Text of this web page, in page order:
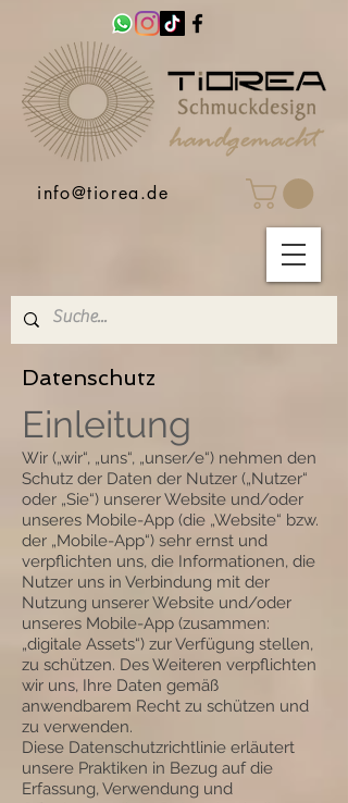
info@tiorea.de
Datenschutz
Einleitung
Wir („wir“, „uns“, „unser/e“) nehmen den
Schutz der Daten der Nutzer („Nutzer“
oder „Sie“) unserer Website und/oder
unseres Mobile-App (die „Website“ bzw.
der „Mobile-App“) sehr ernst und
verpflichten uns, die Informationen, die
Nutzer uns in Verbindung mit der
Nutzung unserer Website und/oder
unseres Mobile-App (zusammen:
„digitale Assets“) zur Verfügung stellen,
zu schützen. Des Weiteren verpflichten
wir uns, Ihre Daten gemäß
anwendbarem Recht zu schützen und
zu verwenden.
Diese Datenschutzrichtlinie erläutert
unsere Praktiken in Bezug auf die
Erfassung, Verwendung und